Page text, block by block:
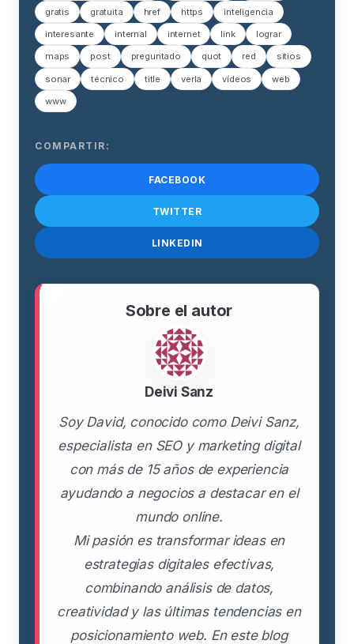
gratis gratuita href https inteligencia
interesante internal internet link lograr
maps post preguntado quot red sitios
sonar técnico title verla vídeos web
www
COMPARTIR:
FACEBOOK
TWITTER
LINKEDIN
Sobre el autor
Deivi Sanz
Soy David, conocido como Deivi Sanz,
especialista en SEO y marketing digital
con más de 15 años de experiencia
ayudando a negocios a destacar en el
mundo online.
Mi pasión es transformar ideas en
estrategias digitales efectivas,
combinando análisis de datos,
creatividad y las últimas tendencias en
posicionamiento web. En este blog